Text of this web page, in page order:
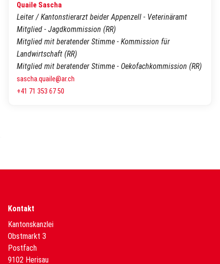
Quaile Sascha
Leiter / Kantonstierarzt beider Appenzell - Veterinäramt
Mitglied - Jagdkommission (RR)
Mitglied mit beratender Stimme - Kommission für
Landwirtschaft (RR)
Mitglied mit beratender Stimme - Oekofachkommission (RR)
sascha.quaile@ar.ch
+41 71 353 67 50
Kontakt
Kantonskanzlei
Obstmarkt 3
Postfach
9102 Herisau